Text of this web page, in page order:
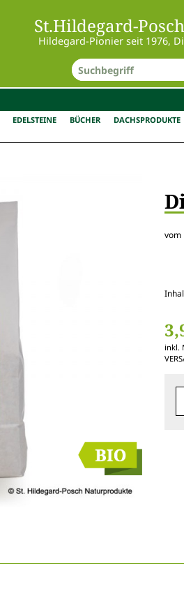
St.Hildegard-
Hildegard-Pionier seit 1976,
EDELSTEINE BÜCHER DACHSPRODUKTE
vom
inkl.